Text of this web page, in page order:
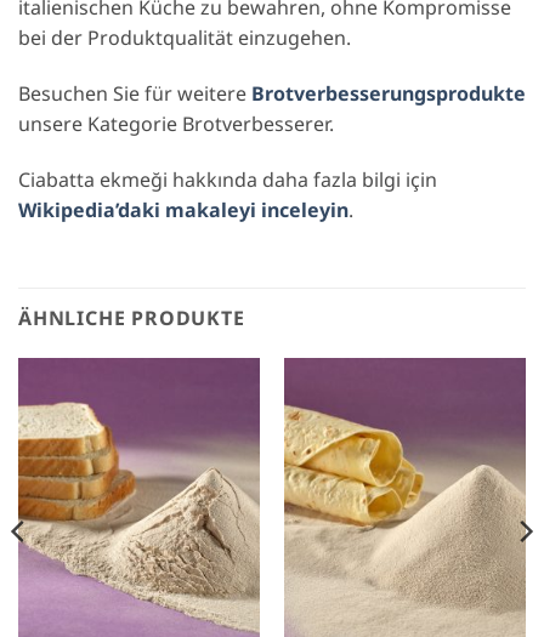
italienischen Küche zu bewahren, ohne Kompromisse
bei der Produktqualität einzugehen.
Besuchen Sie für weitere Brotverbesserungsprodukte
unsere Kategorie Brotverbesserer.
Ciabatta ekmeği hakkında daha fazla bilgi için
Wikipedia’daki makaleyi inceleyin.
ÄHNLICHE PRODUKTE